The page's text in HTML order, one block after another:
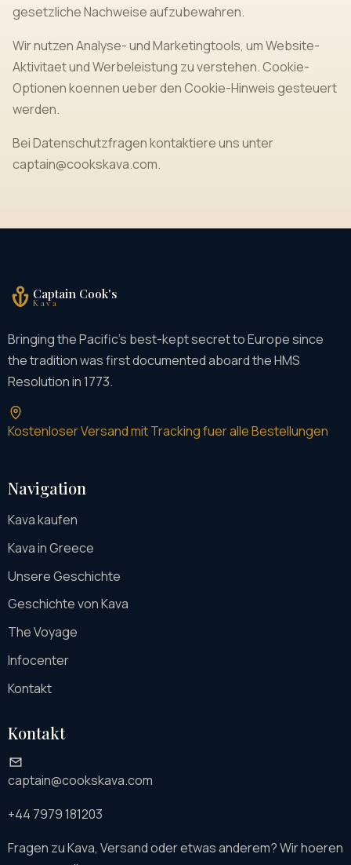
gesetzliche Nachweise aufzubewahren.
Wir nutzen Analyse- und Marketingtools, um Website-
Aktivitaet und Werbeleistung zu verstehen. Cookie-
Optionen koennen ueber den Cookie-Hinweis gesteuert
werden.
Bei Datenschutzfragen kontaktiere uns unter
captain@cookskava.com.
Captain Cook's
Kava
Bringing the Pacific's best-kept secret to Europe since
the tradition was first documented aboard the HMS
Resolution in 1773.
Kostenloser Versand mit Tracking fuer alle Bestellungen
Navigation
Kava kaufen
Kava in Greece
Unsere Geschichte
Geschichte von Kava
The Voyage
Infocenter
Kontakt
Kontakt
captain@cookskava.com
+44 7979 181203
Fragen zu Kava, Versand oder etwas anderem? Wir hoeren